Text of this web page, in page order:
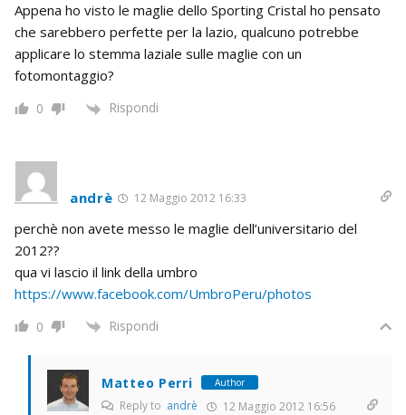
Appena ho visto le maglie dello Sporting Cristal ho pensato
che sarebbero perfette per la lazio, qualcuno potrebbe
applicare lo stemma laziale sulle maglie con un
fotomontaggio?
0 Rispondi
andrè 12 Maggio 2012 16:33
perchè non avete messo le maglie dell’universitario del
2012??
qua vi lascio il link della umbro
https://www.facebook.com/UmbroPeru/photos
0 Rispondi
Matteo Perri Author
Reply to andrè 12 Maggio 2012 16:56